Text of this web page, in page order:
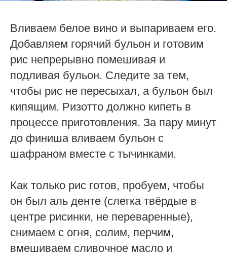
Вливаем белое вино и выпариваем его.
Добавляем горячий бульон и готовим
рис непрерывно помешивая и
подливая бульон. Следите за тем,
чтобы рис не пересыхал, а бульон был
кипящим. Ризотто должно кипеть в
процессе приготовления. За пару минут
до финиша вливаем бульон с
шафраном вместе с тычинками.
Как только рис готов, пробуем, чтобы
он был аль денте (слегка твёрдые в
центре рисинки, не переваренные),
снимаем с огня, солим, перчим,
вмешиваем сливочное масло и